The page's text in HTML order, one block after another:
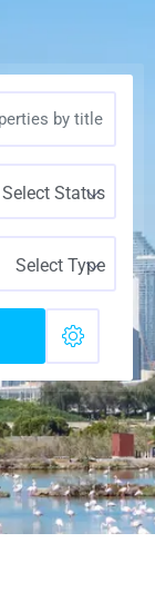
Select Status
Select Type